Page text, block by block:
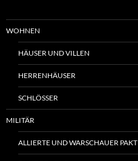
WOHNEN
HÄUSER UND VILLEN
HERRENHÄUSER
SCHLÖSSER
MILITÄR
ALLIERTE UND WARSCHAUER PAKT